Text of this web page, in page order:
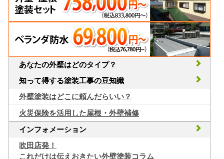
あなたの外壁はどのタイプ？
知って得する塗装工事の豆知識
外壁塗装はどこに頼んだらいい？
火災保険を活用した屋根・外壁補修
インフォメーション
吹田店発！
これだけは伝えおきたい外壁塗装コラム